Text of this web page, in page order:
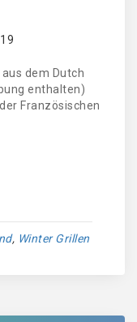
dem Dutch
enthalten)
Französischen
, Winter Grillen